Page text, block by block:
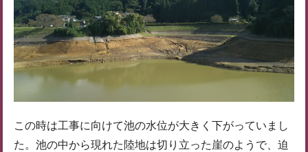
この時は工事に向けて池の水位が大きく下がっていまし
た。池の中から現れた陸地は切り立った崖のようで、迫